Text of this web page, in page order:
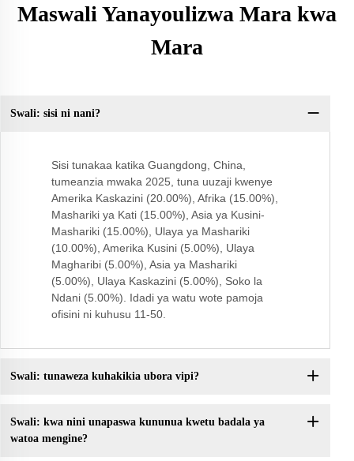
Maswali Yanayoulizwa Mara kwa
Mara
Swali: sisi ni nani?
Sisi tunakaa katika Guangdong, China,
tumeanzia mwaka 2025, tuna uuzaji kwenye
Amerika Kaskazini (20.00%), Afrika (15.00%),
Mashariki ya Kati (15.00%), Asia ya Kusini-
Mashariki (15.00%), Ulaya ya Mashariki
(10.00%), Amerika Kusini (5.00%), Ulaya
Magharibi (5.00%), Asia ya Mashariki
(5.00%), Ulaya Kaskazini (5.00%), Soko la
Ndani (5.00%). Idadi ya watu wote pamoja
ofisini ni kuhusu 11-50.
Swali: tunaweza kuhakikia ubora vipi?
Swali: kwa nini unapaswa kununua kwetu badala ya
watoa mengine?